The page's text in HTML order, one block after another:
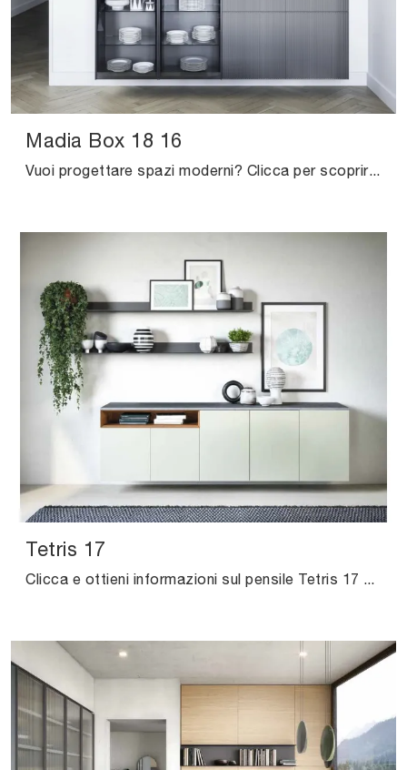
Madia Box 18 16
Vuoi progettare spazi moderni? Clicca per scoprire il mobile soggiorno Madia Box 18 16 in laccato opaco del brand Novamobili!
Tetris 17
Clicca e ottieni informazioni sul pensile Tetris 17 Novamobili in laccato opaco: arreda un living pratico e operativo.